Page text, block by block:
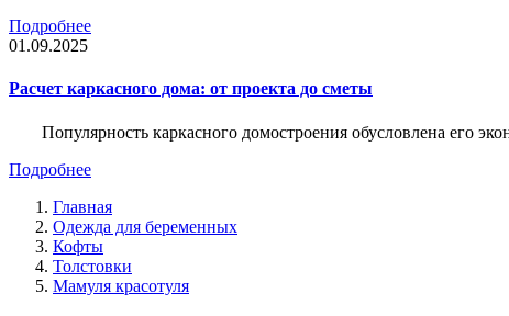
Подробнее
01.09.2025
Расчет каркасного дома: от проекта до сметы
Популярность каркасного домостроения обусловлена его
Подробнее
Главная
Одежда для беременных
Кофты
Толстовки
Мамуля красотуля